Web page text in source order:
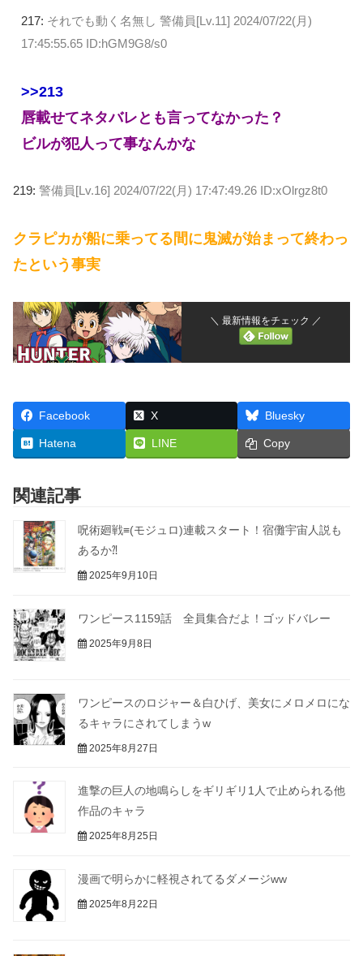
217: それでも動く名無し 警備員[Lv.11] 2024/07/22(月)
17:45:55.65 ID:hGM9G8/s0
>>213
唇載せてネタバレとも言ってなかった？
ビルが犯人って事なんかな
219: 警備員[Lv.16] 2024/07/22(月) 17:47:49.26 ID:xOlrgz8t0
クラピカが船に乗ってる間に鬼滅が始まって終わっ
たという事実
＼ 最新情報をチェック ／
Facebook X Bluesky
Hatena LINE Copy
関連記事
呪術廻戦≡(モジュロ)連載スタート！宿儺宇宙人説も
あるか⁈
2025年9月10日
ワンピース1159話 全員集合だよ！ゴッドバレー
2025年9月8日
ワンピースのロジャー＆白ひげ、美女にメロメロにな
るキャラにされてしまうw
2025年8月27日
進撃の巨人の地鳴らしをギリギリ1人で止められる他
作品のキャラ
2025年8月25日
漫画で明らかに軽視されてるダメージww
2025年8月22日